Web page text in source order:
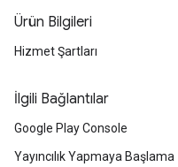
Ürün Bilgileri
Hizmet Şartları
İlgili Bağlantılar
Google Play Console
Yayıncılık Yapmaya Başlama